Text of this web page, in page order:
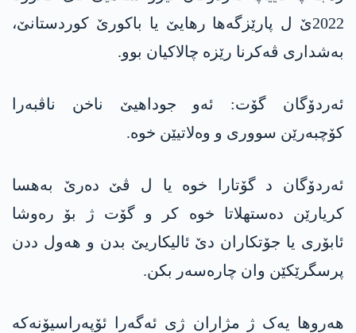
2022ێ ل پارێزگەها رهایێ یا باکورێ کوردستانێ،
بەشداری ڤەکرنا رێزە چالاکیان بوو.
ئەردۆگان گۆت: ئەو جوداهیێ ناخن ناڤبەرا
کۆچبەرێن سووری و وەلاتیێن خوە.
ئەردۆگان د گۆتارا خوە یا ل ڤێ دەرێ بەهسا
کریارێن دەستهلاتا خوە کر و گۆت ژ بۆ رەوشا
ئابۆری یا جۆتکاران دێ ئالیکاریێ بدن و هەول ددن
پرسگرێکێن وان چارەسەر بکن.
هەروها یەک ژ مژاران ژی ئەگەرا ئۆپەراسیۆنەکە